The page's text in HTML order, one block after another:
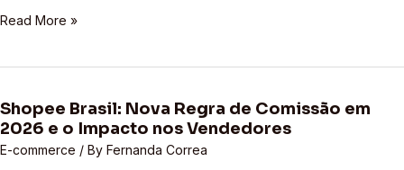
Marketplace
Read More »
Shopee Brasil: Nova Regra de Comissão em
2026 e o Impacto nos Vendedores
E-commerce / By Fernanda Correa
Shopee
Brasil:
Nova